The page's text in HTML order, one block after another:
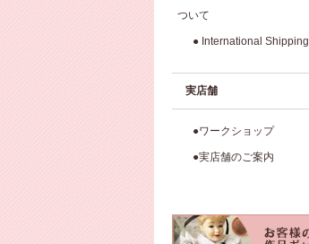
ついて
● International Shipping
実店舗
●ワークショップ
●実店舗のご案内